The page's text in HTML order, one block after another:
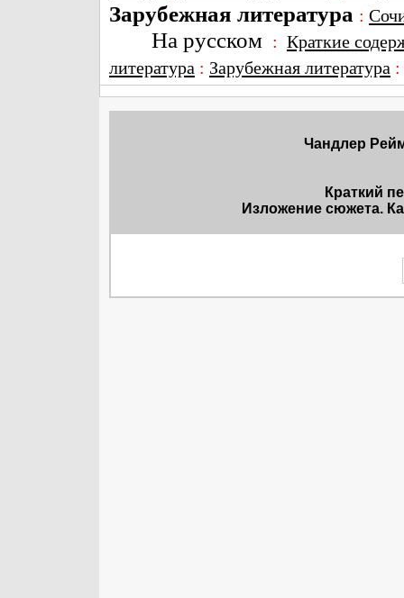
Зарубежная литература :
На русском : Краткие
литература : Зарубежная литература
Чандлер
Краткий
Изложение сюжета.